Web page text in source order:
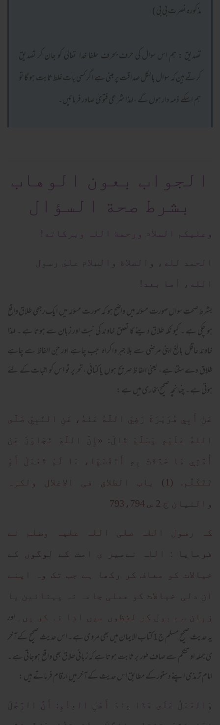
مذکورہ نصرت بی بی )
تصدیق : ہم اس سوال کی حرف بحرف حلفا خدا تعالیٰ کو جان کر تصدیق
کرتے ہین کہ سوال بالکل صداقت پر مبنی ہے اگر کسی بات غلط ثابت ہو گا تو
ہم اسکے ذمہ دار ہوں گے ،لہذا شرعی فتویٰ صادر فرمائیں۔
الجواب بعون الوهاب
بشرط صحة السؤال
وعلیکم السلام ورحمة اللہ وبرکاته!
الحمد لله، والصلاة والسلام علىٰ رسول
الله، أما بعد!
بشرط صحت سوال صورت مسؤلہ میں واضح ہو کہ صورت مسؤلہ میں ایک رجعی طلاق واقع
ہو چکی ہے ۔ کیو نکہ طلاق دینے کا تعلق خاوند کی نبت اور زبان سے ہوتا ہے ۔ لہذا
خاوند عاقل بالغ اپنی مرضی سے بلا جبر واکراہ جب چاہے اور جن الفاظ سے چاہے
طلاق دے سکتا ہے ، یعنی الفا ظ صریح ہوں یا کنائی ،تحریر تو اس کو اثبات کے لئے
ہوتی ہے ۔ چنا نچہ صحیح بخاری میں ہے :
عَنْ أَبِي هُرَيْرَةَ رَضِيَ اللَّهُ عَنْهُ، عَنِ النَّبِيِّ صَلَّى
اللهُ عَلَيْهِ وَسَلَّمَ قَالَ: «إِنَّ اللَّهَ تَجَاوَزَ عَنْ
أُمَّتِي مَا حَدَّثَتْ بِهِ أَنْفُسَهَا، مَا لَمْ تَعْمَلْ أَوْ
تَتَكَلَّم. (1) باب الطلاق فی الاغلال ولکرہ
والنیان ج 2 ص 793،794
کہ رسول اللہ صلی اللہ علیہ وسلم نے
فرمایا : اللہ نےمیر ی امت کے لوگوں کے
خیالات کو معاف کر رکھا ہے جب تک وہ اپنے
ان دلی خیالات کو عملی جامہ نہ پہنائین یا
زبان سے بول کر لفظوں میں ادا نہ کر یں۔
اور
یہ حدیث صحیح مسلم ج1 کتاب الایمان میں بھی مروی ہے ۔ اس حدیث صحیح کے آخر
ی جملہ او تتکم سے صاف طور بر ثابت ہوتا ہے کہ زبانی طلاق بھی واقع ہوجاتی ہے ۔
امام تر مذی اپنے دستور کے مطابق اس حدیث کے آخر میں ارقام فرماتے ہیں :
وَالعَمَلُ عَلَى هَذَا عِنْدَ أَهْلِ العِلْمِ: أَنَّ الرَّجُلَ